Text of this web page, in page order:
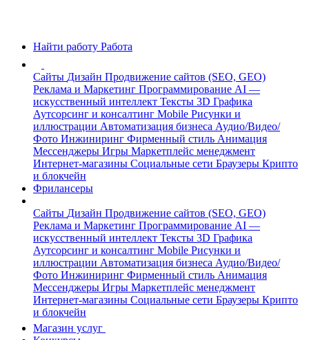
Найти работу Работа
Сайты Дизайн Продвижение сайтов (SEO, GEO)
Реклама и Маркетинг Программирование AI —
искусственный интеллект Тексты 3D Графика
Аутсорсинг и консалтинг Mobile Рисунки и
иллюстрации Автоматизация бизнеса Аудио/Видео/
Фото Инжиниринг Фирменный стиль Анимация
Мессенджеры Игры Маркетплейс менеджмент
Интернет-магазины Социальные сети Браузеры Крипто
и блокчейн
Фрилансеры
Сайты Дизайн Продвижение сайтов (SEO, GEO)
Реклама и Маркетинг Программирование AI —
искусственный интеллект Тексты 3D Графика
Аутсорсинг и консалтинг Mobile Рисунки и
иллюстрации Автоматизация бизнеса Аудио/Видео/
Фото Инжиниринг Фирменный стиль Анимация
Мессенджеры Игры Маркетплейс менеджмент
Интернет-магазины Социальные сети Браузеры Крипто
и блокчейн
Магазин услуг